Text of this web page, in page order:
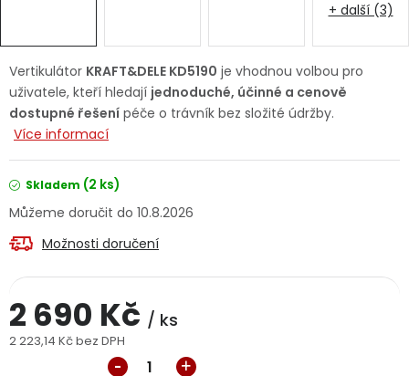
Jaký je aktuální stav mé objednávky?
Velkoobchodní spolupráce (B2B) Prodejna nářadí
Servis nářadí Hodnocení obchodu
Doprava a platba
Reklamační formulář
Vertikulátor KRAFT&DELE KD5190 je vhodnou volbou pro
uživatele, kteří hledají jednoduché, účinné a cenově
dostupné řešení péče o trávník bez složité údržby.
Více informací
Skladem (2 ks)
10.8.2026
Možnosti doručení
2 690 Kč / ks
2 223,14 Kč bez DPH
+ další (3)